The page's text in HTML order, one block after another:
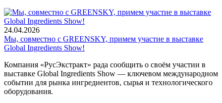
24.04.2026
Мы, совместно с GREENSKY, примем участие в выставке
Global Ingredients Show!
Компания «РусЭкстракт» рада сообщить о своём участии в
выставке Global Ingredients Show — ключевом международном
событии для рынка ингредиентов, сырья и технологического
оборудования.